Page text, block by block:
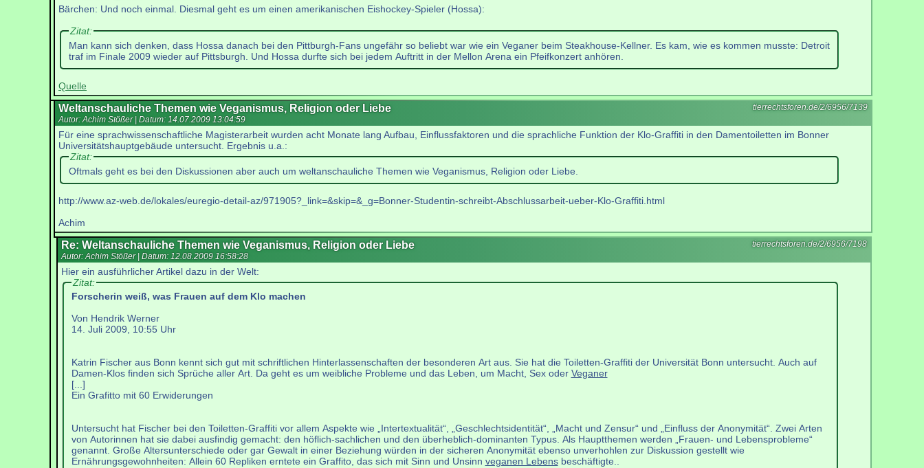
Bärchen: Und noch einmal. Diesmal geht es um einen amerikanischen Eishockey-Spieler (Hossa):
Zitat:
Man kann sich denken, dass Hossa danach bei den Pittburgh-Fans ungefähr so beliebt war wie ein Veganer beim Steakhouse-Kellner. Es kam, wie es kommen musste: Detroit
traf im Finale 2009 wieder auf Pittsburgh. Und Hossa durfte sich bei jedem Auftritt in der Mellon Arena ein Pfeifkonzert anhören.
Quelle
tierrechtsforen.de/2/6956/7139
Weltanschauliche Themen wie Veganismus, Religion oder Liebe
Autor: Achim Stößer | Datum: 14.07.2009 13:04:59
Für eine sprachwissenschaftliche Magisterarbeit wurden acht Monate lang Aufbau, Einflussfaktoren und die sprachliche Funktion der Klo-Graffiti in den Damentoiletten im Bonner
Universitätshauptgebäude untersucht. Ergebnis u.a.:
Zitat:
Oftmals geht es bei den Diskussionen aber auch um weltanschauliche Themen wie Veganismus, Religion oder Liebe.
http://www.az-web.de/lokales/euregio-detail-az/971905?_link=&skip=&_g=Bonner-Studentin-schreibt-Abschlussarbeit-ueber-Klo-Graffiti.html
Achim
tierrechtsforen.de/2/6956/7198
Re: Weltanschauliche Themen wie Veganismus, Religion oder Liebe
Autor: Achim Stößer | Datum: 12.08.2009 16:58:28
Hier ein ausführlicher Artikel dazu in der Welt:
Zitat:
Forscherin weiß, was Frauen auf dem Klo machen
Von Hendrik Werner
14. Juli 2009, 10:55 Uhr
Katrin Fischer aus Bonn kennt sich gut mit schriftlichen Hinterlassenschaften der besonderen Art aus. Sie hat die Toiletten-Graffiti der Universität Bonn untersucht. Auch auf
Damen-Klos finden sich Sprüche aller Art. Da geht es um weibliche Probleme und das Leben, um Macht, Sex oder Veganer
[...]
Ein Grafitto mit 60 Erwiderungen
Untersucht hat Fischer bei den Toiletten-Graffiti vor allem Aspekte wie „Intertextualität“, „Geschlechtsidentität“, „Macht und Zensur“ und „Einfluss der Anonymität“. Zwei Arten
von Autorinnen hat sie dabei ausfindig gemacht: den höflich-sachlichen und den überheblich-dominanten Typus. Als Hauptthemen werden „Frauen- und Lebensprobleme“
genannt. Große Altersunterschiede oder gar Gewalt in einer Beziehung würden in der sicheren Anonymität ebenso unverhohlen zur Diskussion gestellt wie
Ernährungsgewohnheiten: Allein 60 Repliken erntete ein Graffito, das sich mit Sinn und Unsinn veganen Lebensbeschäftigte..